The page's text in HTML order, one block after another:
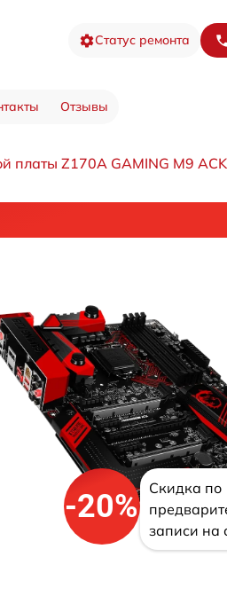
Статус ремонта
Отзывы
платы Z170A GAMING M9 ACK
-20%
Скидка по
записи на